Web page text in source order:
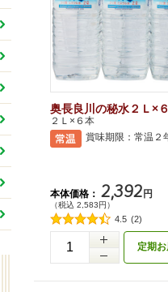
奥長良川の秘水２Ｌ×
２Ｌ×６本
賞味期限：常温２
本体価格： 2,392 円
（税込 2,583円）
4.5 (2)
定期
+
-